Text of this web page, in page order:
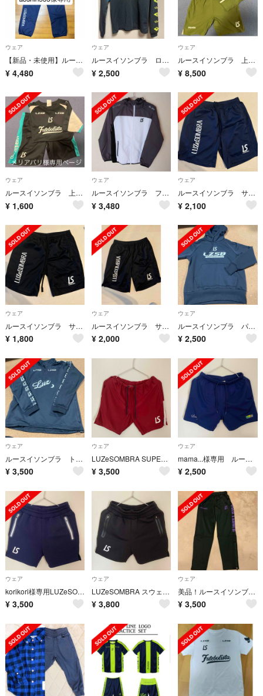
ウェア
【新品・未使用】ルースイソンブラ プラクティスパンツ
¥ 4,480
ウェア
ルースイソンブラ ロンT 150 ブラック
¥ 2,500
ウェア
ルースイソンブラ 上下セット カーキ 150
¥ 8,500
ウェア
ルースイソンブラ 上下セット ブルー 160
¥ 1,600
ウェア
ルースイソンブラ フルジップ ピステジャケット
¥ 3,480
ウェア
ルースイソンブラ サッカーパンツ S ネイビー
¥ 2,100
ウェア
ルースイソンブラ サッカーパンツ 160
¥ 1,800
ウェア
ルースイソンブラ サッカーパンツ S
¥ 2,000
ウェア
ルースイソンブラ パーカー 160
¥ 2,500
ウェア
ルースイソンブラ トレーニングウェア 160
¥ 3,500
ウェア
LUZeSOMBRA SUPERFLY2 プラパン(F1911307) XS
¥ 3,500
ウェア
mama...様専用 ルースイソンブラ ショートパンツ XS ネイビー
¥ 2,500
ウェア
korikori様専用LUZeSOMBRAスウェットパンツF2011304 XS
¥ 3,500
ウェア
LUZeSOMBRA スウェットパンツ（F2011304）XS
¥ 3,800
ウェア
美品！ルースイソンブラ ジャージズボン 160
¥ 3,500